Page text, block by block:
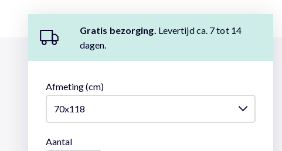
Gratis bezorging. Levertijd ca. 7 tot 14
dagen.
Afmeting (cm)
Aantal